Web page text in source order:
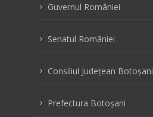
5 Guvernul României
5 Senatul României
5 Consiliul Judeţean Botoşani
5 Prefectura Botoşani